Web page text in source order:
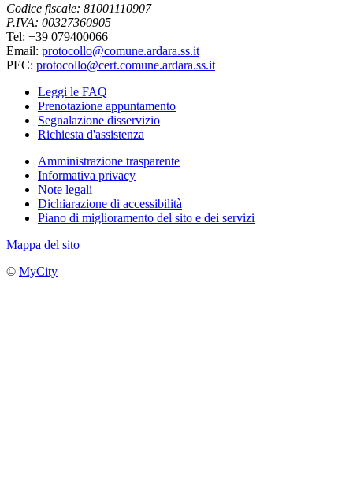
Codice fiscale: 81001110907
P.IVA: 00327360905
Tel: +39 079400066
Email: protocollo@comune.ardara.ss.it
PEC: protocollo@cert.comune.ardara.ss.it
Leggi le FAQ
Prenotazione appuntamento
Segnalazione disservizio
Richiesta d'assistenza
Amministrazione trasparente
Informativa privacy
Note legali
Dichiarazione di accessibilità
Piano di miglioramento del sito e dei servizi
Mappa del sito
© MyCity